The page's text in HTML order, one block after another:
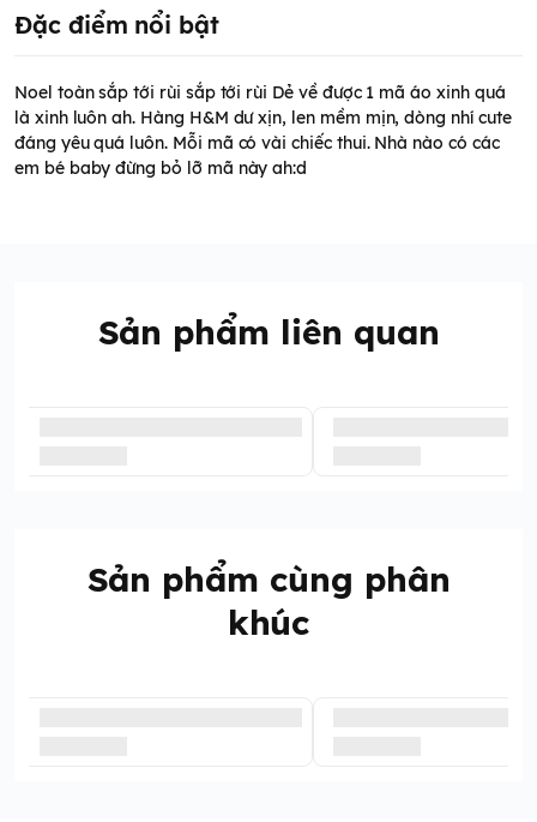
Đặc điểm nổi bật
Noel toàn sắp tới rùi sắp tới rùi Dẻ về được 1 mã áo xinh quá
là xinh luôn ah. Hàng H&M dư xịn, len mềm mịn, dòng nhí cute
đáng yêu quá luôn. Mỗi mã có vài chiếc thui. Nhà nào có các
em bé baby đừng bỏ lỡ mã này ah:d
Sản phẩm liên quan
Sản phẩm cùng phân
khúc